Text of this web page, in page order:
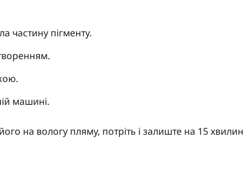
частину пігменту.
машині.
на вологу пляму, потріть і залиште на 15 хвилин